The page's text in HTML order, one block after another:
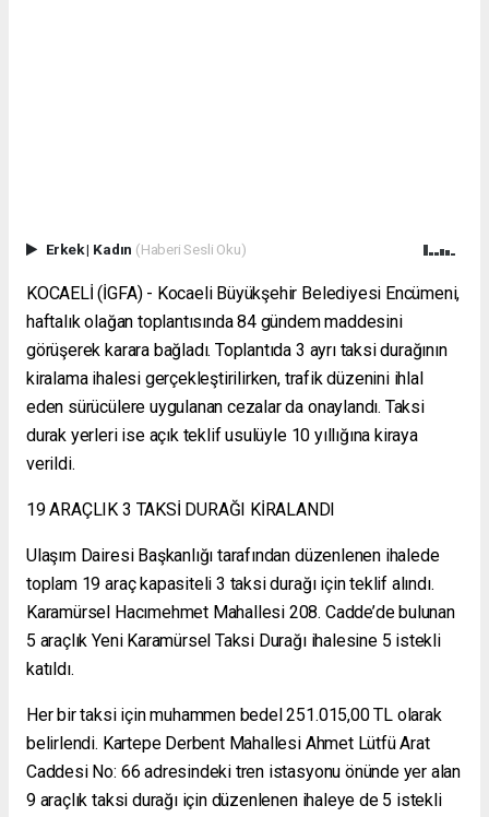
Erkek| Kadın (Haberi Sesli Oku)
KOCAELİ (İGFA) - Kocaeli Büyükşehir Belediyesi Encümeni,
haftalık olağan toplantısında 84 gündem maddesini
görüşerek karara bağladı. Toplantıda 3 ayrı taksi durağının
kiralama ihalesi gerçekleştirilirken, trafik düzenini ihlal
eden sürücülere uygulanan cezalar da onaylandı. Taksi
durak yerleri ise açık teklif usulüyle 10 yıllığına kiraya
verildi.
19 ARAÇLIK 3 TAKSİ DURAĞI KİRALANDI
Ulaşım Dairesi Başkanlığı tarafından düzenlenen ihalede
toplam 19 araç kapasiteli 3 taksi durağı için teklif alındı.
Karamürsel Hacımehmet Mahallesi 208. Cadde’de bulunan
5 araçlık Yeni Karamürsel Taksi Durağı ihalesine 5 istekli
katıldı.
Her bir taksi için muhammen bedel 251.015,00 TL olarak
belirlendi. Kartepe Derbent Mahallesi Ahmet Lütfü Arat
Caddesi No: 66 adresindeki tren istasyonu önünde yer alan
9 araçlık taksi durağı için düzenlenen ihaleye de 5 istekli